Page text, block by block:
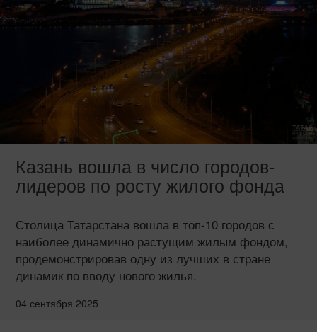
Казань вошла в число городов-
лидеров по росту жилого фонда
Столица Татарстана вошла в топ-10 городов с
наиболее динамично растущим жилым фондом,
продемонстрировав одну из лучших в стране
динамик по вводу нового жилья.
04 сентября 2025